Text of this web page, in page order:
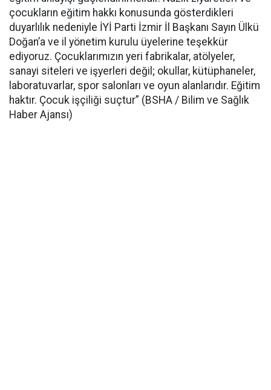
çocukların eğitim hakkı konusunda gösterdikleri
duyarlılık nedeniyle İYİ Parti İzmir İl Başkanı Sayın Ülkü
Doğan’a ve il yönetim kurulu üyelerine teşekkür
ediyoruz. Çocuklarımızın yeri fabrikalar, atölyeler,
sanayi siteleri ve işyerleri değil; okullar, kütüphaneler,
laboratuvarlar, spor salonları ve oyun alanlarıdır. Eğitim
haktır. Çocuk işçiliği suçtur” (BSHA / Bilim ve Sağlık
Haber Ajansı)